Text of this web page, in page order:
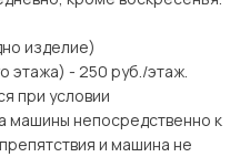
изделие)
этажа) - 250 руб./этаж.
при условии
машины непосредственно к
и машина не